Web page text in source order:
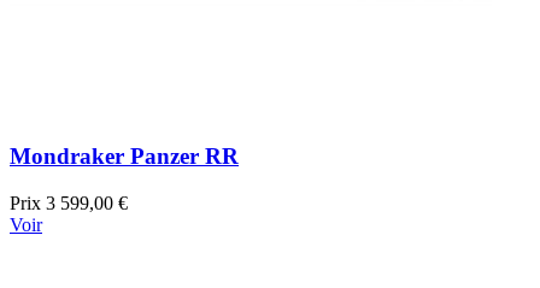
Mondraker Panzer RR
Prix 3 599,00 €
Voir